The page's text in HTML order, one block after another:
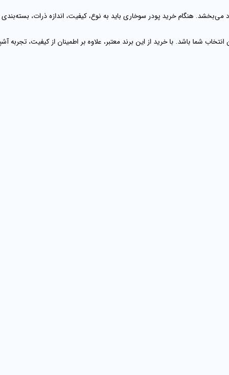
می‌بخشد. هنگامخرید پودر سوخاری باید به نوع، کیفیت، اندازه ذرات،
انتخاب شما باشد. با خرید از این برند معتبر، علاوه بر اطمینان از کیفیت، تجربه